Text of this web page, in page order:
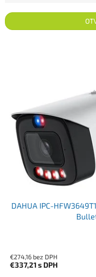
DAHUA IPC-
€274,16 bez DPH
€337,21 s DPH